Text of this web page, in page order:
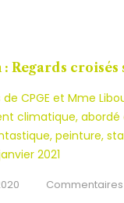
Regards
CPGE et Mme
climatique, abordé
peinture,
2021